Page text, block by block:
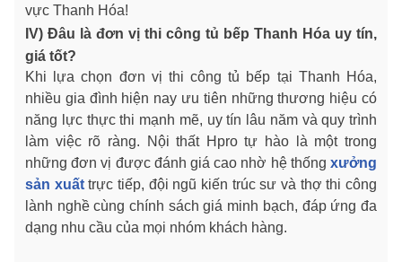
vực Thanh Hóa!
IV) Đâu là đơn vị thi công tủ bếp Thanh Hóa uy tín,
giá tốt?
Khi lựa chọn đơn vị thi công tủ bếp tại Thanh Hóa,
nhiều gia đình hiện nay ưu tiên những thương hiệu có
năng lực thực thi mạnh mẽ, uy tín lâu năm và quy trình
làm việc rõ ràng. Nội thất Hpro tự hào là một trong
những đơn vị được đánh giá cao nhờ hệ thống xưởng
sản xuấttrực tiếp, đội ngũ kiến trúc sư và thợ thi công
lành nghề cùng chính sách giá minh bạch, đáp ứng đa
dạng nhu cầu của mọi nhóm khách hàng.